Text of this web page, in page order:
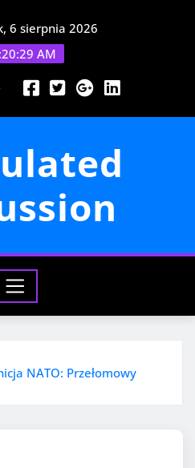
6 sierpnia 2026
AM
NATO: Przełomowy